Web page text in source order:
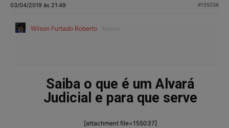
03/04/2019 às 21:49 #155036
Wilson Furtado Roberto Mestre
Saiba o que é um Alvará
Judicial e para que serve
[attachment file=155037]